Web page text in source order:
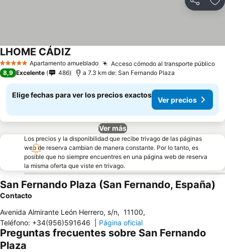
Compartir
5 Estrellas Apartamento amueblado Acceso cómodo al transporte público
LHOME CÁDIZ
8,9 Excelente 486 a 7.3 km de: San Fernando Plaza
Elige fechas para ver los precios exactos
Ver precios
Ver más
Los precios y la disponibilidad que recibe trivago de las páginas
web de reserva cambian de manera constante. Por lo tanto, es
posible que no siempre encuentres en una página web de reserva
la misma oferta que viste en trivago.
San Fernando Plaza (San Fernando, España)
Contacto
Avenida Almirante León Herrero, s/n, 11100,
Teléfono: +34(956)591646 Página oficial
Preguntas frecuentes sobre San Fernando
Plaza